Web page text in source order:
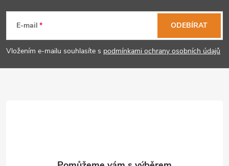
p
a
E-mail
Vložením e-mailu souhlasíte s podmínkami ochrany osobních údajů
ODEBÍRAT